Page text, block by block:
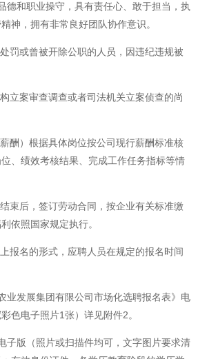
和职业操守，具有责任心、敢于担当，执
神，拥有非常良好团队协作意识。
或曾被开除公职的人员，因违纪违规被
案审查调查或者司法机关立案侦查的尚
）根据具体岗位按公司现行薪酬标准核
、绩效考核结果、完成工作任务指标等情
后，签订劳动合同，按企业有关标准缴
依照国家规定执行。
名的形式，应聘人员在规定的报名时间
发展集团有限公司市场化选聘报名表》电
色电子照片1张）详见附件2。
版（照片或扫描件均可，文字图片要求清